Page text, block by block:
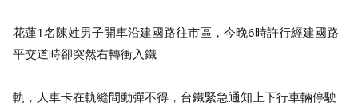
花蓮1名陳姓男子開車沿建國路往市區，今晚6時許行經建國路
平交道時卻突然右轉衝入鐵
軌，人車卡在軌縫間動彈不得，台鐵緊急通知上下行車輛停駛